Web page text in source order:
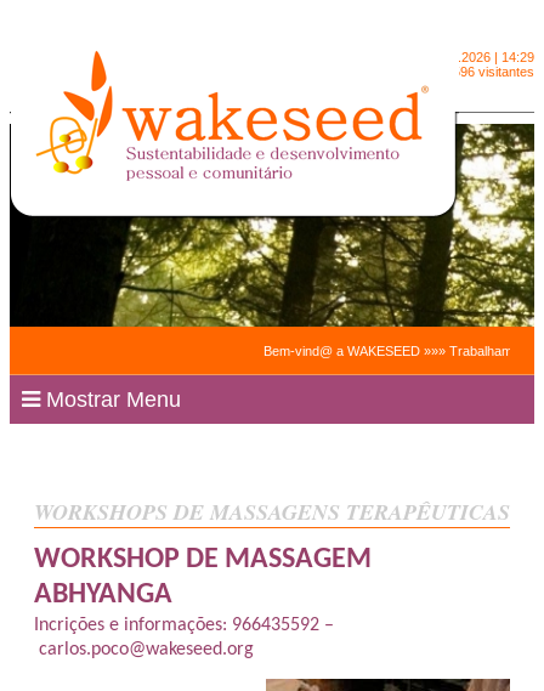
9.8.2026 | 14:29
2091596 visitantes
Bem-vind@ a WAKESEED »»» Trabalhamos
Mostrar Menu
WORKSHOPS DE MASSAGENS TERAPÊUTICAS
WORKSHOP DE MASSAGEM
ABHYANGA
Incrições e informações: 966435592 –
carlos.poco@wakeseed.org